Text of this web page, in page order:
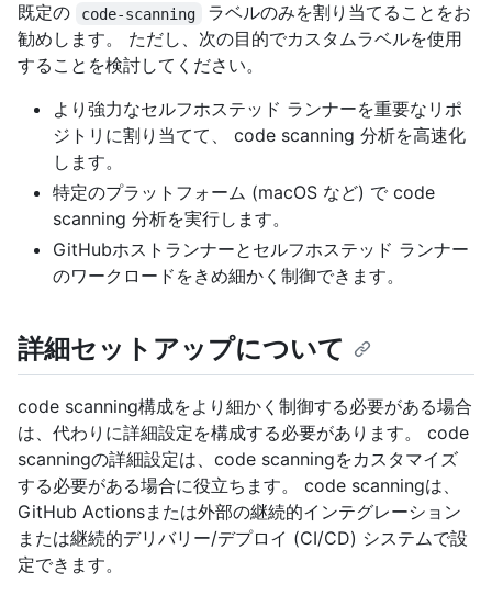
既定の
code-scanning
ラベルのみを割り当てることをお
勧めします。 ただし、次の目的でカスタムラベルを使用
することを検討してください。
より強力なセルフホステッド ランナーを重要なリポ
ジトリに割り当てて、 code scanning 分析を高速化
します。
特定のプラットフォーム (macOS など) で code
scanning 分析を実行します。
GitHubホストランナーとセルフホステッド ランナー
のワークロードをきめ細かく制御できます。
詳細セットアップについて
code scanning構成をより細かく制御する必要がある場合
は、代わりに詳細設定を構成する必要があります。 code
scanningの詳細設定は、code scanningをカスタマイズ
する必要がある場合に役立ちます。 code scanningは、
GitHub Actionsまたは外部の継続的インテグレーション
または継続的デリバリー/デプロイ (CI/CD) システムで設
定できます。